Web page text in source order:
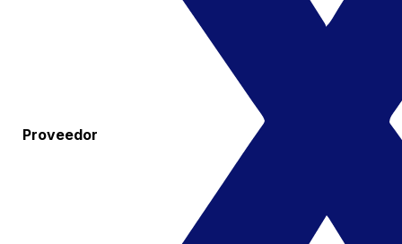
Proveedor